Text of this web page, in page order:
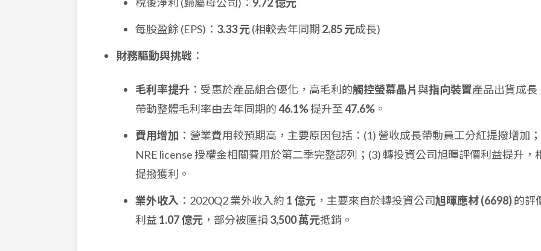
每股盈餘 (EPS)： 3.33 元(相較去年同期 2.85 元成長)
財務驅動與挑戰 ：
毛利率提升 ：受惠於產品組合優化，高毛利的觸控螢幕晶片與指向裝置產品出貨成長
帶動整體毛利率由去年同期的46.1%提升至 47.6% 。
費用增加 ：營業費用較預期高，主要原因包括：(1) 營收成長帶動員工分紅提撥增加
NRE license 授權金相關費用於第二季完整認列；(3) 轉投資公司旭暉評價利益提升，
提撥獲利。
業外收入 ：2020Q2 業外收入約 1 億元 ，主要來自於轉投資公司旭暉應材 (6698)的評
利益 1.07 億元 ，部分被匯損 3,500 萬元抵銷。